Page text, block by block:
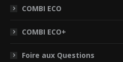
COMBI ECO
COMBI ECO+
Foire aux Questions